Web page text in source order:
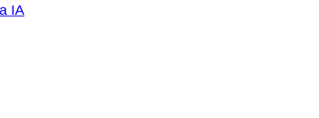
IA